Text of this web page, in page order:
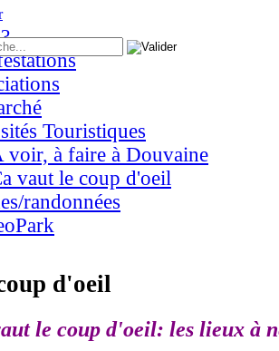
Touristiques
voir, à faire à Douvaine
vaut le coup d'oeil
randonnées
d'oeil
le coup d'oeil: les lieux à